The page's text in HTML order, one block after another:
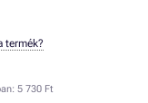
5 730 Ft
termék?